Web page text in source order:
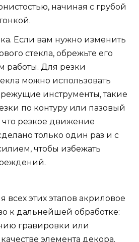
начиная с грубой
Если вам нужно изменить
стекла, обрежьте его
работы. Для резки
можно использовать
инструменты, такие
по контуру или пазовый
резкое движение
только один раз и с
чтобы избежать
этих этапов акриловое
к дальнейшей обработке:
гравировки или
элемента декора.